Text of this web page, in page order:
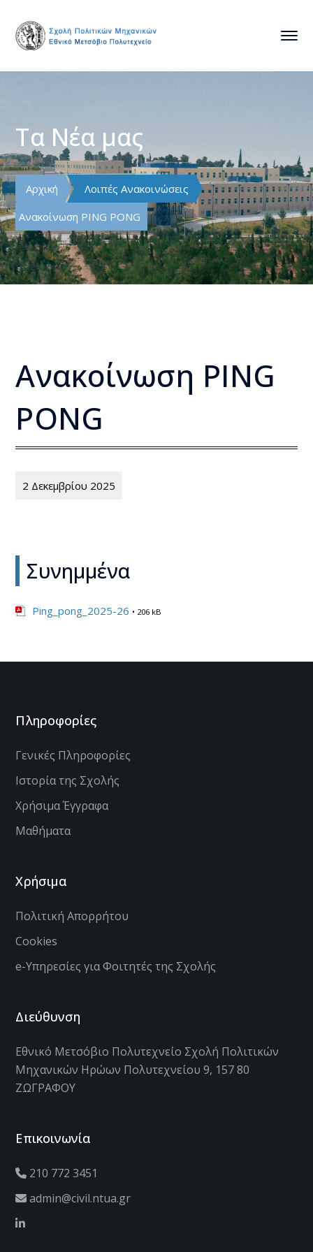
Τα Νέα μας
Αρχική
Λοιπές Ανακοινώσεις
Ανακοίνωση PING PONG
Ανακοίνωση PING
PONG
2 Δεκεμβρίου 2025
Συνημμένα
Ping_pong_2025-26 • 206 kB
Πληροφορίες
Γενικές Πληροφορίες
Ιστορία της Σχολής
Χρήσιμα Έγγραφα
Μαθήματα
Χρήσιμα
Πολιτική Απορρήτου
Cookies
e-Υπηρεσίες για Φοιτητές της Σχολής
Διεύθυνση
Εθνικό Μετσόβιο Πολυτεχνείο Σχολή Πολιτικών
Μηχανικών Ηρώων Πολυτεχνείου 9, 157 80
ΖΩΓΡΑΦΟΥ
Επικοινωνία
210 772 3451
admin@civil.ntua.gr